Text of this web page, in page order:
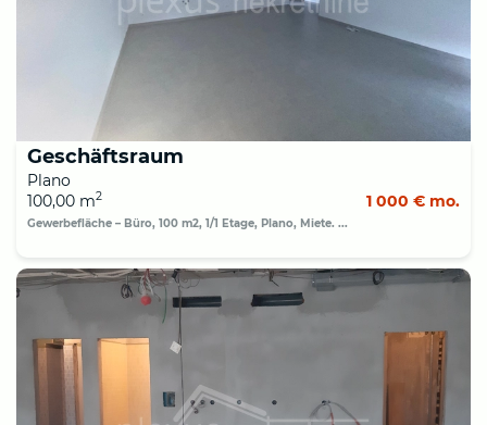
Geschäftsraum
Plano
100,00 m2 1 000 € mo.
Gewerbefläche – Büro, 100 m2, 1/1 Etage, Plano, Miete. ...